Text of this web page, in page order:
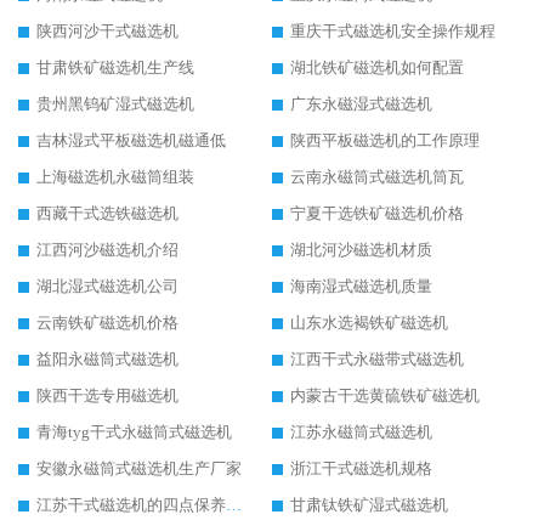
陕西河沙干式磁选机
重庆干式磁选机安全操作规程
甘肃铁矿磁选机生产线
湖北铁矿磁选机如何配置
贵州黑钨矿湿式磁选机
广东永磁湿式磁选机
吉林湿式平板磁选机磁通低
陕西平板磁选机的工作原理
上海磁选机永磁筒组装
云南永磁筒式磁选机筒瓦
西藏干式选铁磁选机
宁夏干选铁矿磁选机价格
江西河沙磁选机介绍
湖北河沙磁选机材质
湖北湿式磁选机公司
海南湿式磁选机质量
云南铁矿磁选机价格
山东水选褐铁矿磁选机
益阳永磁筒式磁选机
江西干式永磁带式磁选机
陕西干选专用磁选机
内蒙古干选黄硫铁矿磁选机
青海tyg干式永磁筒式磁选机
江苏永磁筒式磁选机
安徽永磁筒式磁选机生产厂家
浙江干式磁选机规格
江苏干式磁选机的四点保养秘籍
甘肃钛铁矿湿式磁选机